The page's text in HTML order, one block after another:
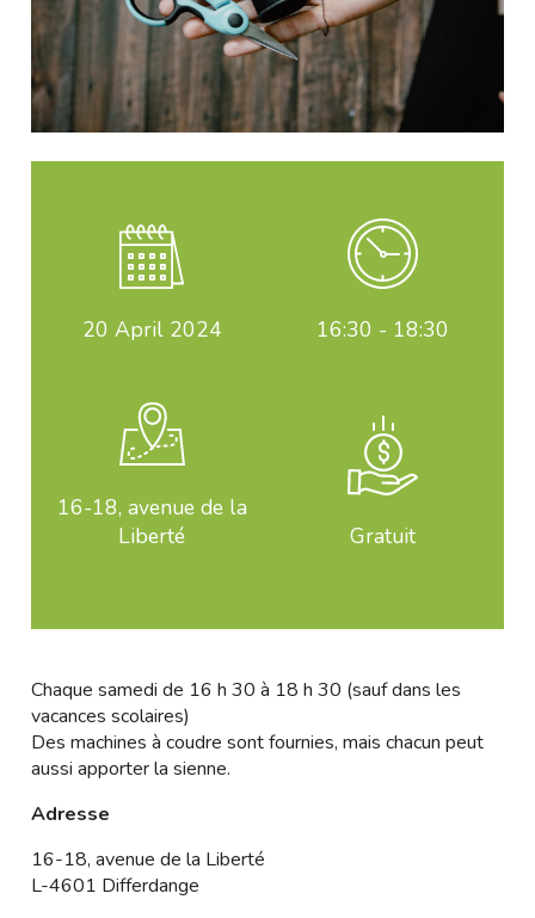
20 April 2024 16:30 - 18:30
16-18, avenue de la
Liberté
Gratuit
Chaque samedi de 16 h 30 à 18 h 30 (sauf dans les
vacances scolaires)
Des machines à coudre sont fournies, mais chacun peut
aussi apporter la sienne.
Adresse
16-18, avenue de la Liberté
L-4601 Differdange